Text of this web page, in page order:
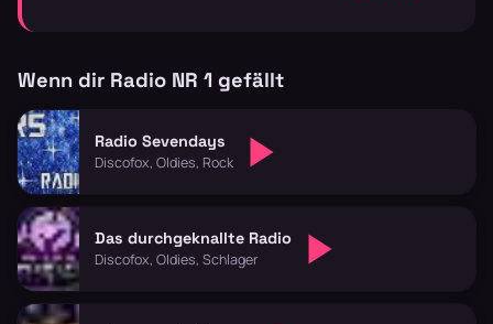
Wenn dir Radio NR 1 gefällt
Radio Sevendays
Discofox, Oldies, Rock
Das durchgeknallte Radio
Discofox, Oldies, Schlager